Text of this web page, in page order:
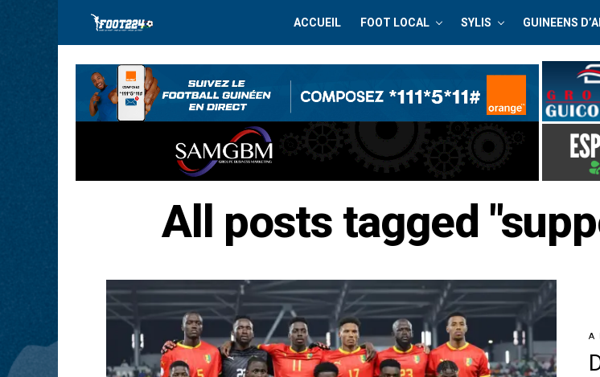
ACCUEIL FOOT LOCAL SYLIS GUINEENS
All posts tagged
A